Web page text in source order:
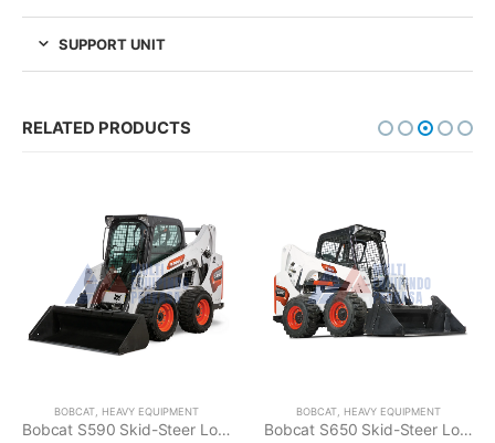
SUPPORT UNIT
RELATED PRODUCTS
BOBCAT, HEAVY EQUIPMENT
Bobcat S590 Skid-Steer Loader
BOBCAT, HEAVY EQUIPMENT
Bobcat S650 Skid-Steer Loader